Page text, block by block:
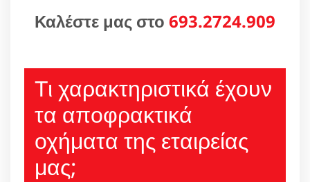
Καλέστε μας στο 693.2724.909
Τι χαρακτηριστικά έχουν
τα αποφρακτικά
οχήματα της εταιρείας
μας;